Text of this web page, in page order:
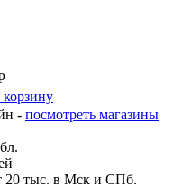
- посмотреть магазины
20 тыс. в Мск и СПб.